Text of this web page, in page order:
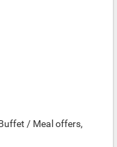
/ Meal offers,